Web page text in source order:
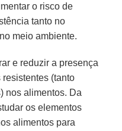
o risco de
tanto no
meio ambiente.
e reduzir a presença
(tanto
nos alimentos. Da
os elementos
alimentos para